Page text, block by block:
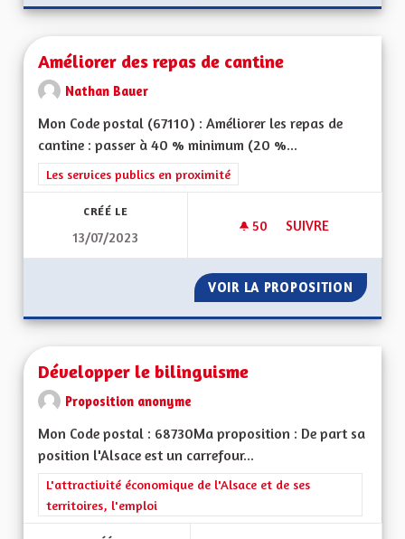
Améliorer des repas de cantine
Nathan Bauer
Mon Code postal (67110) : Améliorer les repas de
cantine : passer à 40 % minimum (20 %...
Filtrer les résultats de la catégorie : Les services publics en
Les services publics en proximité
CRÉÉ LE
13/07/2023
50 50 ABONNÉS
SUIVRE
VOIR LA PROPOSITION
Développer le bilinguisme
Proposition anonyme
Mon Code postal : 68730Ma proposition : De part sa
position l'Alsace est un carrefour...
Filtrer les résultats de la catégorie : L'attractivité
L'attractivité économique de l'Alsace et de ses
territoires, l'emploi